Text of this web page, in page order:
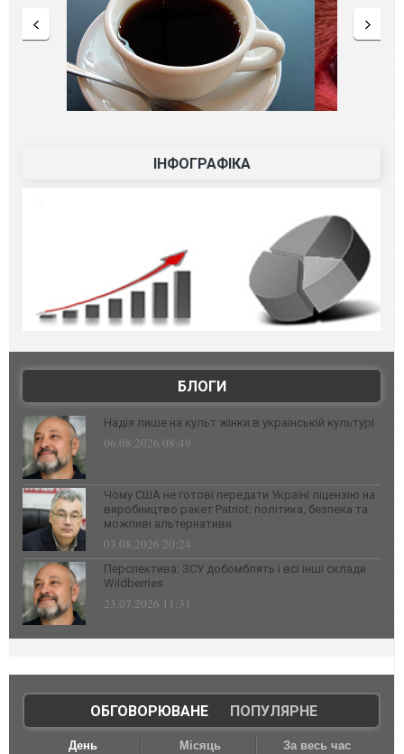
ІНФОГРАФІКА
БЛОГИ
Надія лише на культ жінки в українській культурі
06.08.2026 08:49
Чому США не готові передати Україні ліцензію на
виробництво ракет Patriot: політика, безпека та
можливі альтернативи
03.08.2026 20:24
Перспектива: ЗСУ добомблять і всі інші склади
Wildberries
23.07.2026 11:31
ОБГОВОРЮВАНЕ| ПОПУЛЯРНЕ
День Місяць За весь час